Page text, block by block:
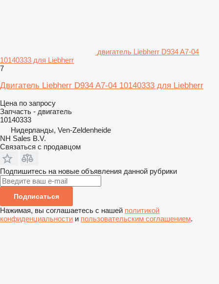
двигатель Liebherr D934 A7-04
10140333 для Liebherr
7
Двигатель Liebherr D934 A7-04 10140333 для Liebherr
Цена по запросу
Запчасть - двигатель
10140333
Нидерланды, Ven-Zeldenheide
NH Sales B.V.
Связаться с продавцом
Подпишитесь на новые объявления данной рубрики
Подписаться
Нажимая, вы соглашаетесь с нашей политикой
конфиденциальности и пользовательским соглашением.